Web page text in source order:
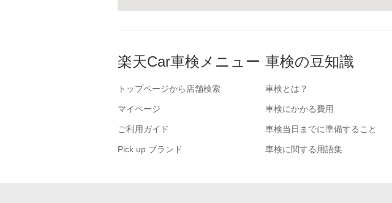
楽天Car車検メニュー
トップページから店舗検索
マイページ
ご利用ガイド
Pick up ブランド
車検の豆知識
車検とは？
車検にかかる費用
車検当日までに準備すること
車検に関する用語集